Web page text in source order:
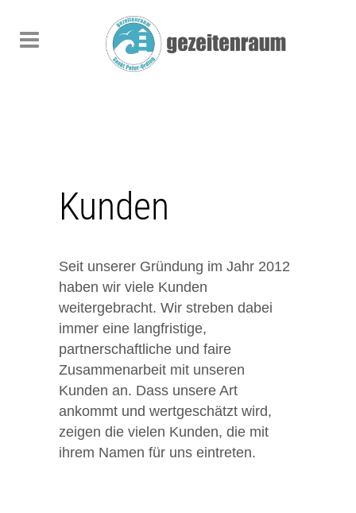
Kunden
Seit unserer Gründung im Jahr 2012
haben wir viele Kunden
weitergebracht. Wir streben dabei
immer eine langfristige,
partnerschaftliche und faire
Zusammenarbeit mit unseren
Kunden an. Dass unsere Art
ankommt und wertgeschätzt wird,
zeigen die vielen Kunden, die mit
ihrem Namen für uns eintreten.